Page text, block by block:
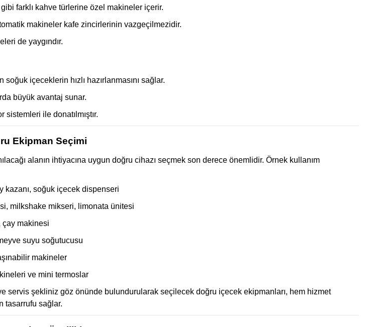
farklı kahve türlerine özel makineler içerir.
makineler kafe zincirlerinin vazgeçilmezidir.
de yaygındır.
içeceklerin hızlı hazırlanmasını sağlar.
büyük avantaj sunar.
ile donatılmıştır.
Ekipman Seçimi
alanın ihtiyacına uygun doğru cihazı seçmek son derece önemlidir. Örnek kullanım
kazanı, soğuk içecek dispenseri
milkshake mikseri, limonata ünitesi
çay makinesi
suyu soğutucusu
makineler
ve mini termoslar
servis şekliniz göz önünde bulundurularak seçilecek doğru içecek ekipmanları, hem hizmet
tasarrufu sağlar.